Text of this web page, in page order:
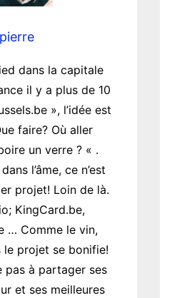
pierre
dans la capitale
il y a plus de 10
», l’idée est
faire? Où aller
un verre ? « .
l’âme, ce n’est
projet! Loin de là.
KingCard.be,
… Comme le vin,
le projet se bonifie!
pas à partager ses
et ses meilleures